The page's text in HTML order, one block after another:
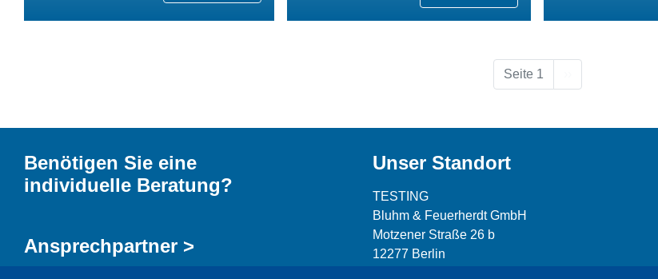
Seite 1
Benötigen Sie eine
individuelle Beratung?
Ansprechpartner >
Unser Standort
TESTING
Bluhm & Feuerherdt GmbH
Motzener Straße 26 b
12277 Berlin